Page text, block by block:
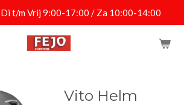
t/m Vrij 9:00-17:00 / Za 10:00-14:00
Vito Helm